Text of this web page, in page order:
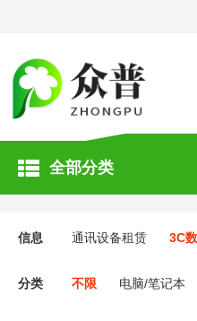
全部分类
信息 通讯设备租赁 3C
分类 不限 电脑/笔记本